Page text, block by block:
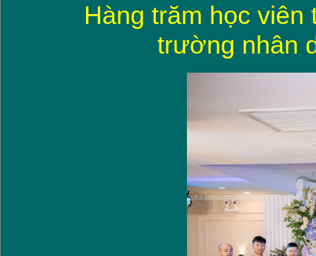
Hàng trăm học
trường nhân